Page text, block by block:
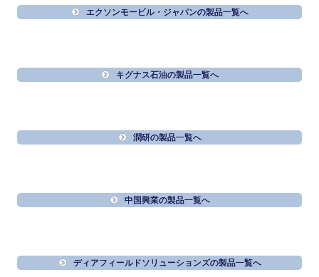
エクソンモービル・ジャパンの製品一覧へ
キグナス石油の製品一覧へ
潤研の製品一覧へ
中国興業の製品一覧へ
ディアフィールドソリューションズの製品一覧へ